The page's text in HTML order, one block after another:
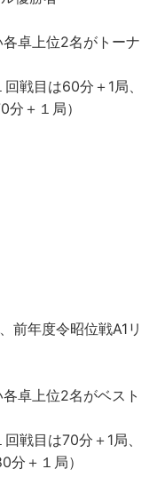
卓上位2名がトーナ
戦目は60分＋1局、
＋１局）
前年度令昭位戦A1リ
卓上位2名がベスト
戦目は70分＋1局、
＋１局）